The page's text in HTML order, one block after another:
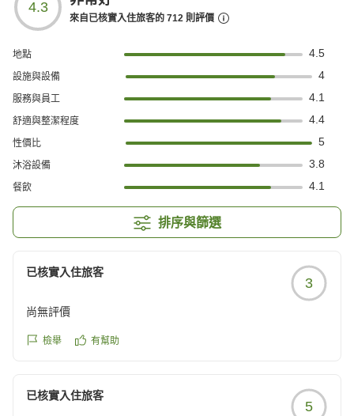
4.3
來自已核實入住旅客的 712 則評價
地點 4.5
設施與設備 4
服務與員工 4.1
舒適與整潔程度 4.4
性價比 5
沐浴設備 3.8
餐飲 4.1
排序與篩選
已核實入住旅客
3
尚無評價
檢舉 有幫助
已核實入住旅客
5